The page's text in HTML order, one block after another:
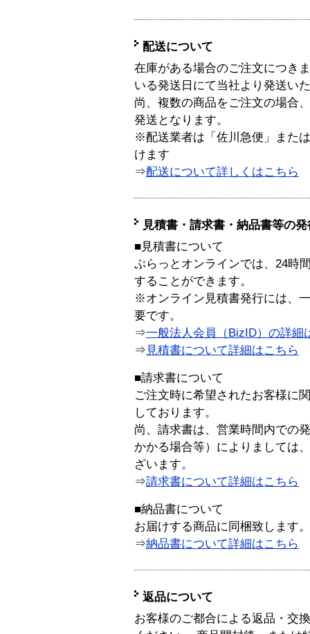
配送について
在庫がある場合のご注文につき
いる発送日にて当社より発送い
尚、複数の商品をご注文の場合
発送となります。
※配送業者は「佐川急便」また
けます
⇒配送について詳しくはこちら
見積書・請求書・納品書等の
■見積書について
ぷらっとオンラインでは、24時
することができます。
※オンライン見積書発行には、
要です。
⇒一般法人会員（BizID）の詳細
⇒ 見積書について詳細はこちら
■請求書について
ご注文時に希望されたお客様に
しております。
尚、請求書は、営業時間内での
かかる場合等）によりましては
ざいます。
⇒請求書について詳細はこちら
■納品書について
お届けする商品に同梱致します。
⇒納品書について詳細はこちら
返品について
お客様のご都合による返品・交